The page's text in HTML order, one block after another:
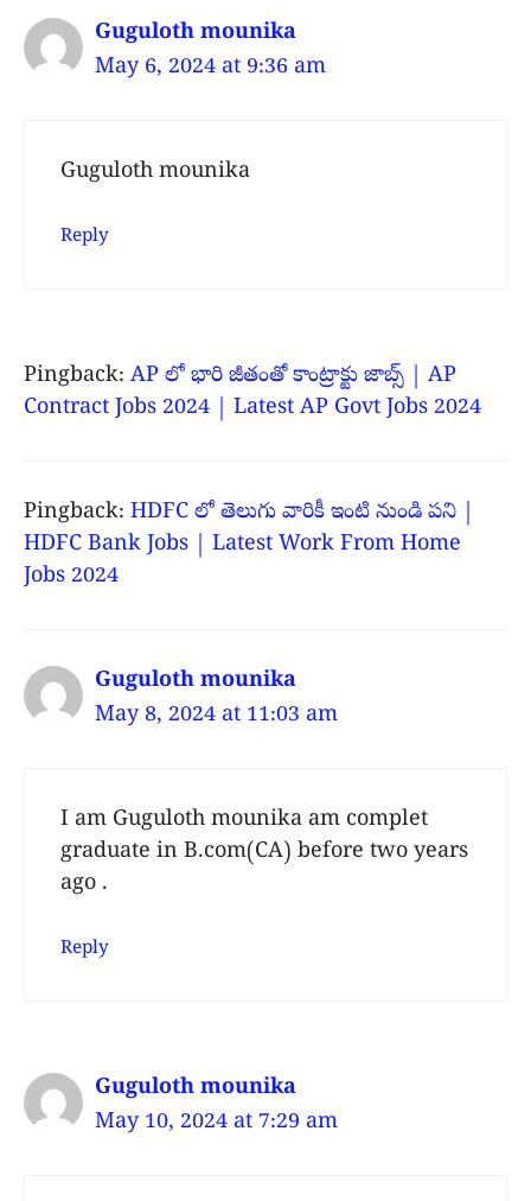
Guguloth mounika
May 6, 2024 at 9:36 am
Guguloth mounika
Reply
Pingback: AP లో భారి జీతంతో కాంట్రాక్టు జాబ్స్ | AP
Contract Jobs 2024 | Latest AP Govt Jobs 2024
Pingback: HDFC లో తెలుగు వారికీ ఇంటి నుండి పని |
HDFC Bank Jobs | Latest Work From Home
Jobs 2024
Guguloth mounika
May 8, 2024 at 11:03 am
I am Guguloth mounika am complet
graduate in B.com(CA) before two years
ago .
Reply
Guguloth mounika
May 10, 2024 at 7:29 am